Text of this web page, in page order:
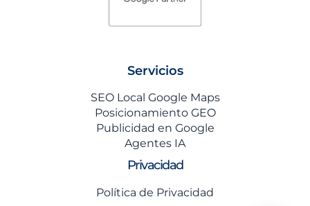
Servicios
SEO Local Google Maps
Posicionamiento GEO
Publicidad en Google
Agentes IA
Privacidad
Política de Privacidad